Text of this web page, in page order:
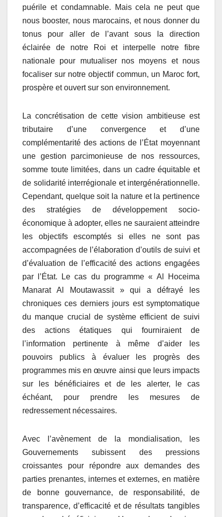
puérile et condamnable. Mais cela ne peut que
nous booster, nous marocains, et nous donner du
tonus pour aller de l’avant sous la direction
éclairée de notre Roi et interpelle notre fibre
nationale pour mutualiser nos moyens et nous
focaliser sur notre objectif commun, un Maroc fort,
prospère et ouvert sur son environnement.
La concrétisation de cette vision ambitieuse est
tributaire d’une convergence et d’une
complémentarité des actions de l’État moyennant
une gestion parcimonieuse de nos ressources,
somme toute limitées, dans un cadre équitable et
de solidarité interrégionale et intergénérationnelle.
Cependant, quelque soit la nature et la pertinence
des stratégies de développement socio-
économique à adopter, elles ne sauraient atteindre
les objectifs escomptés si elles ne sont pas
accompagnées de l’élaboration d’outils de suivi et
d’évaluation de l’efficacité des actions engagées
par l’État. Le cas du programme « Al Hoceima
Manarat Al Moutawassit » qui a défrayé les
chroniques ces derniers jours est symptomatique
du manque crucial de système efficient de suivi
des actions étatiques qui fourniraient de
l’information pertinente à même d’aider les
pouvoirs publics à évaluer les progrès des
programmes mis en œuvre ainsi que leurs impacts
sur les bénéficiaires et de les alerter, le cas
échéant, pour prendre les mesures de
redressement nécessaires.
Avec l’avènement de la mondialisation, les
Gouvernements subissent des pressions
croissantes pour répondre aux demandes des
parties prenantes, internes et externes, en matière
de bonne gouvernance, de responsabilité, de
transparence, d’efficacité et de résultats tangibles